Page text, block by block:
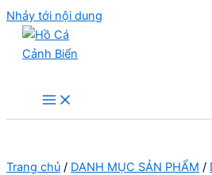
Nhảy tới nội dung
Trang chủ / DANH MỤC SẢN PHẨM /